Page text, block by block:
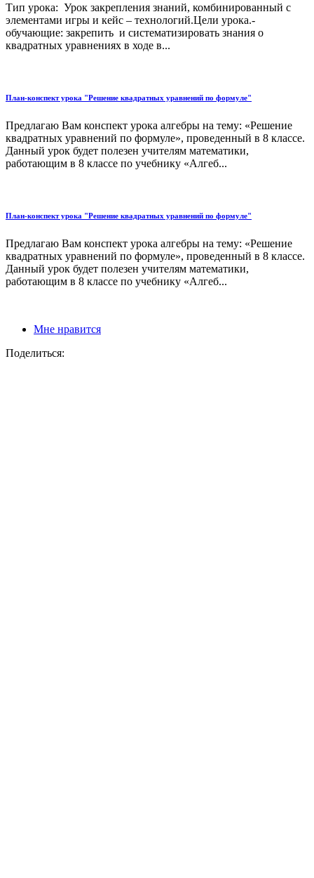
Тип урока: Урок закрепления знаний, комбинированный с
элементами игры и кейс – технологий.Цели урока.-
обучающие: закрепить и систематизировать знания о
квадратных уравнениях в ходе в...
План-конспект урока "Решение квадратных уравнений по формуле"
Предлагаю Вам конспект урока алгебры на тему: «Решение
квадратных уравнений по формуле», проведенный в 8 классе.
Данный урок будет полезен учителям математики,
работающим в 8 классе по учебнику «Алгеб...
План-конспект урока "Решение квадратных уравнений по формуле"
Предлагаю Вам конспект урока алгебры на тему: «Решение
квадратных уравнений по формуле», проведенный в 8 классе.
Данный урок будет полезен учителям математики,
работающим в 8 классе по учебнику «Алгеб...
Мне нравится
Поделиться: